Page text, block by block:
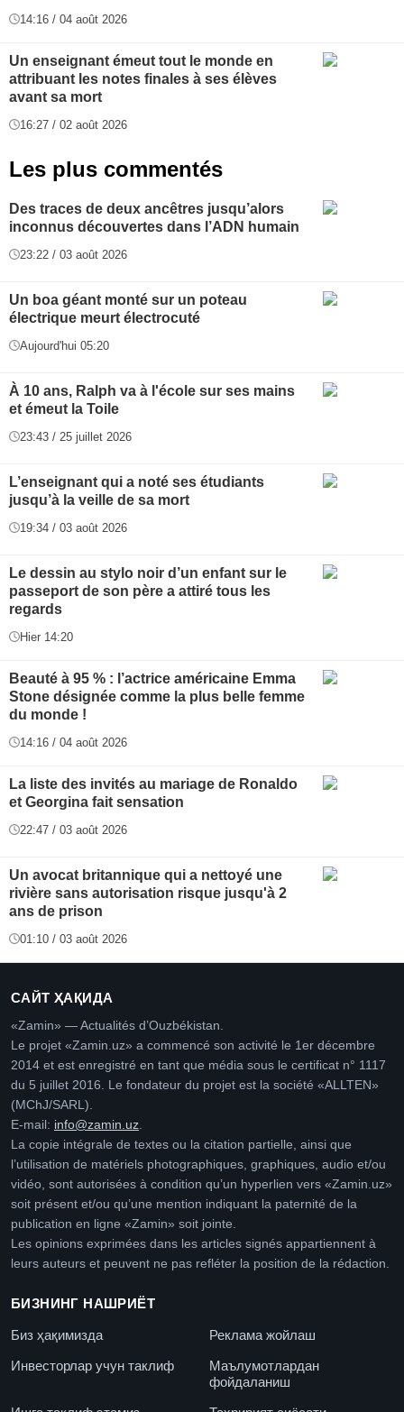
14:16 / 04 août 2026
Un enseignant émeut tout le monde en
attribuant les notes finales à ses élèves
avant sa mort
16:27 / 02 août 2026
Les plus commentés
Des traces de deux ancêtres jusqu’alors
inconnus découvertes dans l’ADN humain
23:22 / 03 août 2026
Un boa géant monté sur un poteau
électrique meurt électrocuté
Aujourd'hui 05:20
À 10 ans, Ralph va à l'école sur ses mains
et émeut la Toile
23:43 / 25 juillet 2026
L’enseignant qui a noté ses étudiants
jusqu’à la veille de sa mort
19:34 / 03 août 2026
Le dessin au stylo noir d’un enfant sur le
passeport de son père a attiré tous les
regards
Hier 14:20
Beauté à 95 % : l’actrice américaine Emma
Stone désignée comme la plus belle femme
du monde !
14:16 / 04 août 2026
La liste des invités au mariage de Ronaldo
et Georgina fait sensation
22:47 / 03 août 2026
Un avocat britannique qui a nettoyé une
rivière sans autorisation risque jusqu'à 2
ans de prison
01:10 / 03 août 2026
САЙТ ҲАҚИДА
«Zamin» — Actualités d’Ouzbékistan.
Le projet «Zamin.uz» a commencé son activité le 1er décembre
2014 et est enregistré en tant que média sous le certificat n° 1117
du 5 juillet 2016. Le fondateur du projet est la société «ALLTEN»
(MChJ/SARL).
E-mail: info@zamin.uz
La copie intégrale de textes ou la citation partielle, ainsi que
l’utilisation de matériels photographiques, graphiques, audio et/ou
vidéo, sont autorisées à condition qu’un hyperlien vers «Zamin.uz»
soit présent et/ou qu’une mention indiquant la paternité de la
publication en ligne «Zamin» soit jointe.
Les opinions exprimées dans les articles signés appartiennent à
leurs auteurs et peuvent ne pas refléter la position de la rédaction.
БИЗНИНГ НАШРИЁТ
Биз ҳақимизда
Реклама жойлаш
Инвесторлар учун таклиф
Маълумотлардан
фойдаланиш